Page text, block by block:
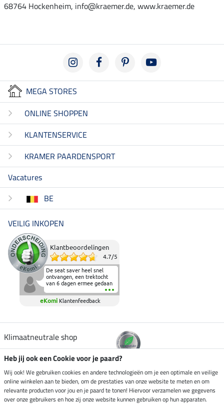
68764 Hockenheim, info@kraemer.de, www.kraemer.de
MEGA STORES
ONLINE SHOPPEN
KLANTENSERVICE
KRAMER PAARDENSPORT
Vacatures
BE
VEILIG INKOPEN
Klantbeoordelingen
4.7/5
De seat saver heel snel
ontvangen, een trektocht
van 6 dagen ermee gedaan
en deze heeft de beproeving
fantastisch doorstaan.
Heerlijk zacht om op te
elkaar in het zadel.
eKomi Klantenfeedback
Klimaatneutrale shop
Verzending per
Heb jij ook een Cookie voor je paard?
Wij ook! We gebruiken cookies en andere technologieën om je een optimale en veilige
online winkelen aan te bieden, om de prestaties van onze website te meten en om
relevante producten voor jou en je paard te tonen! Hiervoor verzamelen we gegevens
over onze gebruikers en hoe zij onze website kunnen gebruiken op hun apparaten.